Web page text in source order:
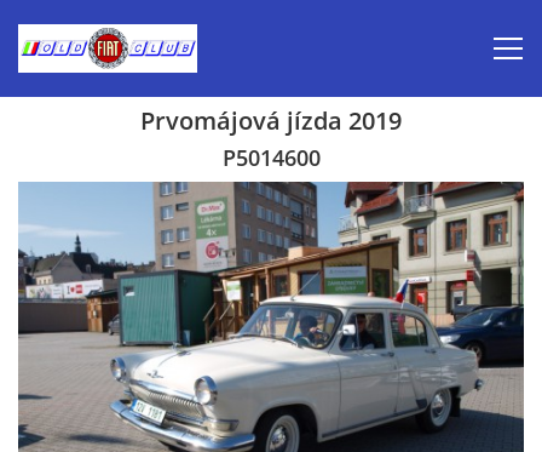
Inzerce prodej
Aktuálně-pozvánky
Kalendář veteránských akcí 2026
Prvomájová jízda 2026
Prvomájová jízda 2019
P5014600